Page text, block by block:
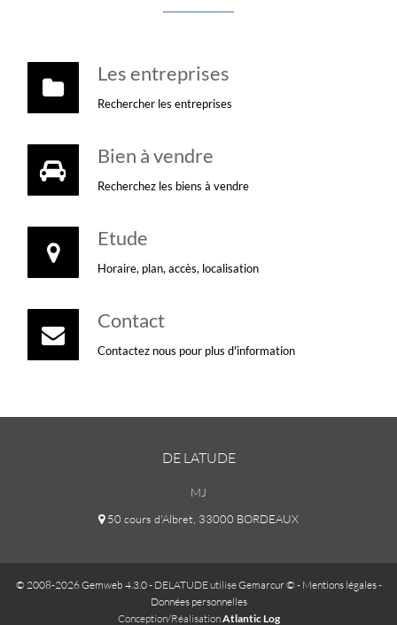
Les entreprises
Rechercher les entreprises
Bien à vendre
Recherchez les biens à vendre
Etude
Horaire, plan, accès, localisation
Contact
Contactez nous pour plus d'information
DE LATUDE
MJ
50 cours d'Albret, 33000 BORDEAUX
© 2008-2026 Gemweb 4.3.0- DELATUDE utiliseGemarcur © - Mentions légales-
Données personnelles
Conception/RéalisationAtlantic Log